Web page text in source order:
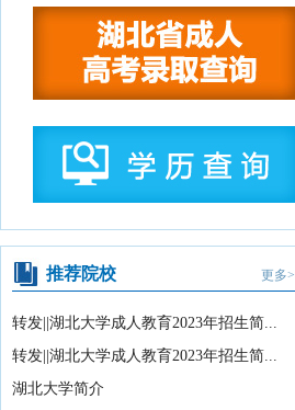
湖北省2026年下半年高等教育自学考试
计算机化考试... 2026-07-15
2026年9月湖北省高等教育自学考试学历
证书课程免... 2026-07-15
国务院关于《中医药振兴发展“十五五”
划》的批复
《关于全力做好防汛... 2026-07-10
教育部关于举办中国国际大学生创新大
国务院办公厅印发《关于国务院行政复
推荐院校 更多
转发||湖北大学成人教育2023年招生简...
转发||湖北大学成人教育2023年招生简...
湖北大学简介